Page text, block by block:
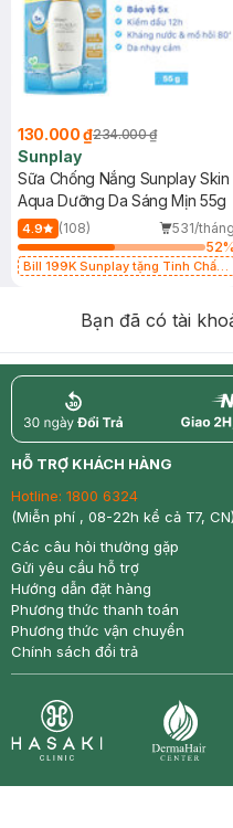
130.000 ₫234.000 ₫
Sunplay
Sữa Chống Nắng Sunplay Skin
Aqua Dưỡng Da Sáng Mịn 55g
4.9 (108)
531/tháng
52%
Bill 199K Sunplay tặng Tinh Chất
Bạn đã có tài
return
HỖ TRỢ KHÁCH HÀNG
Hotline: 1800 6324
(Miễn phí , 08-22h kể cả T7, CN)
Các câu hỏi thường gặp
Gửi yêu cầu hỗ trợ
Hướng dẫn đặt hàng
Phương thức thanh toán
Phương thức vận chuyển
Chính sách đổi trả